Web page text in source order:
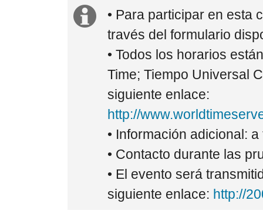
Extra
information
• Para participar en esta
través del formulario
• Todos los horarios
Time; Tiempo Universal
siguiente enlace:
http://
• Información adicional:
• Contacto durante las
• El evento será
siguiente enlace: http://